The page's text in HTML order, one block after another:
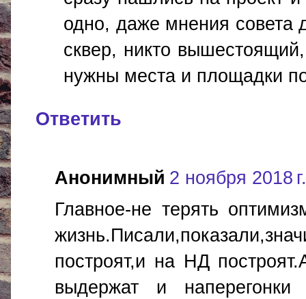
одно, даже мнения совета
сквер, никто
нужны места и площадки
Ответить
Анонимный 2 ноября 2018
Главное-не терять
построят,и на НД
выдержат и